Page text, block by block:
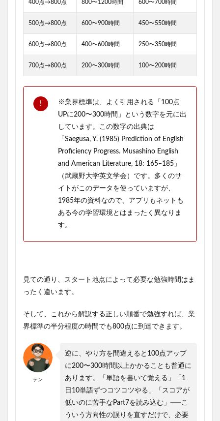
400点→800点 800〜1200時間 600〜700時間
500点→800点 600〜900時間 450〜550時間
600点→800点 400〜600時間 250〜350時間
700点→800点 200〜300時間 100〜200時間
※業界標準は、よく引用される「100点
UPに200〜300時間」という数字を元に出
しています。この数字の出典は
「Saegusa, Y. (1985) Prediction of English
Proficiency Progress. Musashino English
and American Literature, 18: 165–185」
（武蔵野大学英文学会）です。多くのサ
イトがこのデータを使っていますが、
1985年の資料なので、アプリもネットも
ある今の学習環境とはまったく異なりま
す。
見ての通り、スタート地点によって必要な勉強時間はま
ったく違います。
そして、これから解説する正しい順番で勉強すれば、業
界標準の半分程度の時間でも800点に到達できます。
テン
逆に、やり方を間違えると100点アップ
に200〜300時間以上かかることも普通に
あります。「単語を書いて覚える」「1
日10単語ずつコツコツやる」「スコアが
低いのに苦手なPart7を読み込む」──こ
ういう方向性の誤りを直すだけで、必要